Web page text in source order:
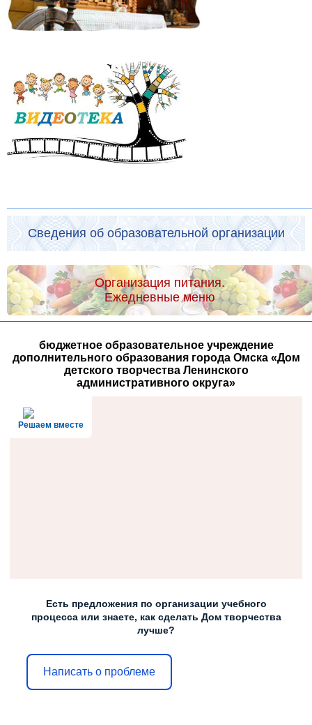
Сведения об образовательной организации
Организация питания.
Ежедневные меню
бюджетное образовательное учреждение
дополнительного образования города Омска «Дом
детского творчества Ленинского
административного округа»
Решаем вместе
Есть предложения по организации учебного
процесса или знаете, как сделать Дом творчества
лучше?
Написать о проблеме